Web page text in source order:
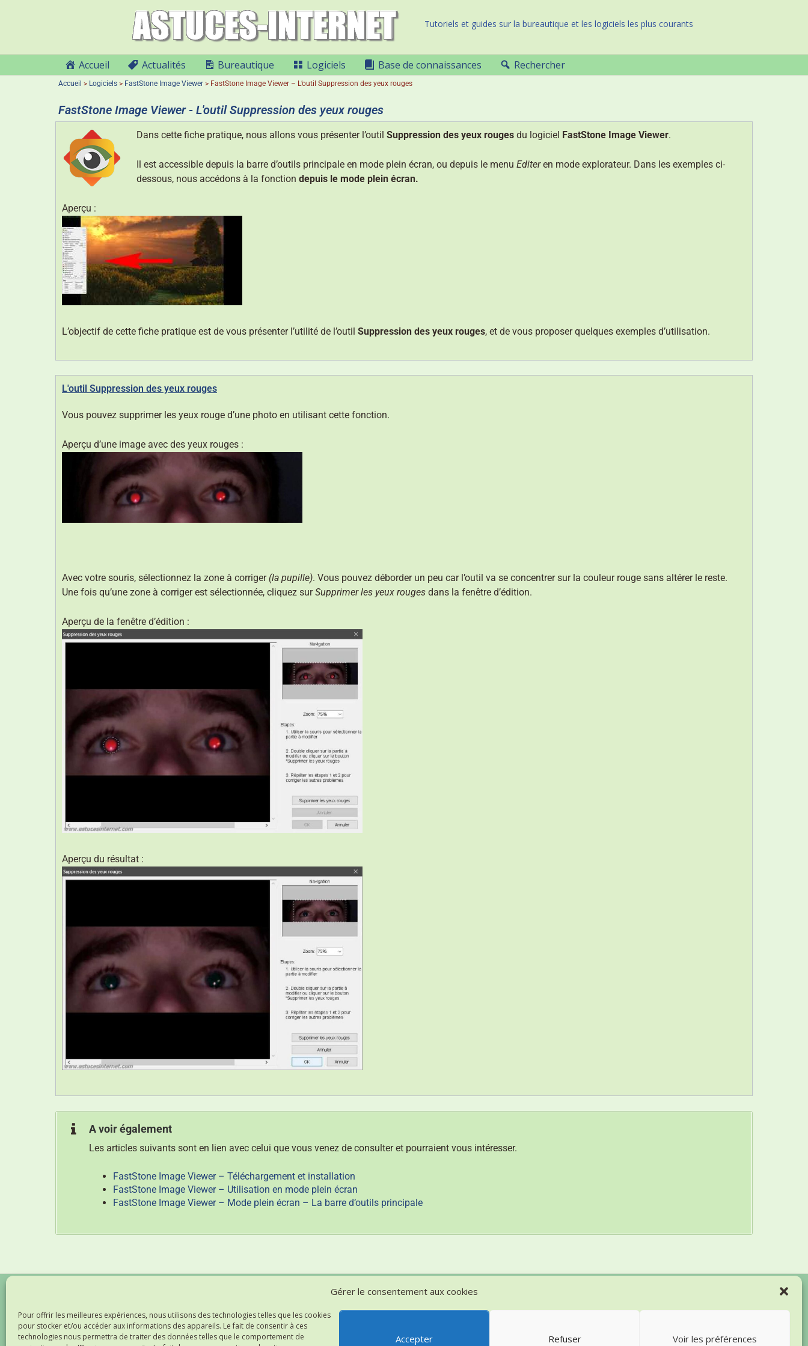
Gérer le consentement aux cookies
Pour offrir les meilleures expériences, nous utilisons des technologies telles que les cookies
pour stocker et/ou accéder aux informations des appareils. Le fait de consentir à ces
technologies nous permettra de traiter des données telles que le comportement de
Accepter Refuser Voir les préférences
Tutoriels et guides sur la bureautique et les logiciels les plus courants
Accueil Actualités Bureautique Logiciels Base de connaissances Rechercher
Accueil > Logiciels > FastStone Image Viewer > FastStone Image Viewer – L’outil Suppression des yeux rouges
FastStone Image Viewer - L'outil Suppression des yeux rouges
Dans cette fiche pratique, nous allons vous présenter l’outil Suppression des yeux rouges du logiciel FastStone Image Viewer.
Il est accessible depuis la barre d’outils principale en mode plein écran, ou depuis le menu Editeren mode explorateur. Dans les exemples ci-
dessous, nous accédons à la fonction depuis le mode plein écran.
Aperçu :
L’objectif de cette fiche pratique est de vous présenter l’utilité de l’outil Suppression des yeux rouges, et de vous proposer quelques exemples d’utilisation.
L'outil Suppression des yeux rouges
Vous pouvez supprimer les yeux rouge d’une photo en utilisant cette fonction.
Aperçu d’une image avec des yeux rouges :
Avec votre souris, sélectionnez la zone à corriger (la pupille). Vous pouvez déborder un peu car l’outil va se concentrer sur la couleur rouge sans altérer le reste.
Une fois qu’une zone à corriger est sélectionnée, cliquez surSupprimer les yeux rouges dans la fenêtre d’édition.
Aperçu de la fenêtre d’édition :
Aperçu du résultat :
A voir également
Les articles suivants sont en lien avec celui que vous venez de consulter et pourraient vous intéresser.
FastStone Image Viewer – Téléchargement et installation
FastStone Image Viewer – Utilisation en mode plein écran
FastStone Image Viewer – Mode plein écran – La barre d’outils principale
partenaires. Cliquez-sur les liens pour vous y rendre
directement.
- Freewares & Tutos
-Mentions légales
-Politique de confidentialité
-Politique d'utilisation des cookies
-
-Word